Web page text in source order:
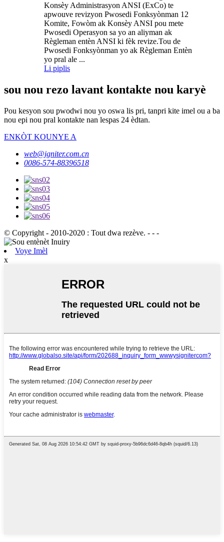
Konsèy Administrasyon ANSI (ExCo) te
apwouve revizyon Pwosedi Fonksyònman 12
Komite, Fowòm ak Konsèy ANSI pou mete
Pwosedi Operasyon sa yo an aliyman ak
Règleman entèn ANSI ki fèk revize.Tou de
Pwosedi Fonksyònman yo ak Règleman Entèn
yo pral ale ...
Li piplis
sou nou rezo lavant kontakte nou karyè
Pou kesyon sou pwodwi nou yo oswa lis pri, tanpri kite imel ou a ba
nou epi nou pral kontakte nan lespas 24 èdtan.
ENKÒT KOUNYE A
web@igniter.com.cn
0086-574-88396518
© Copyright - 2010-2020 : Tout dwa rezève. - - -
Voye Imèl
x